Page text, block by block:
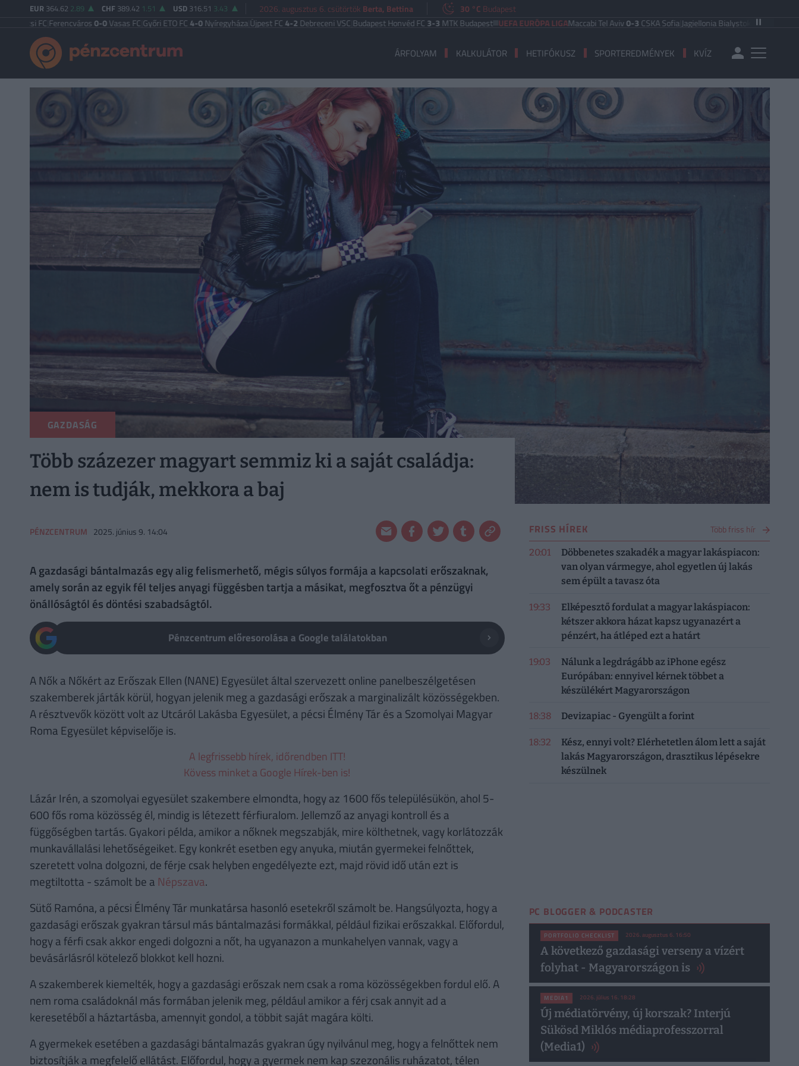
EUR 364.62 2.89 CHF 389.42 1.51 USD 316.51 3.43 2026. augusztus 6. csütörtök Berta, Bettina 30 °C Budapest
Ferencváros0-0Vasas FC|Győri ETO FC4-0Nyíregyháza|Újpest FC4-2Debreceni VSC|Budapest Honvéd FC3-3MTK Budapest UEFA EURÓPA LIGAMaccabi Tel Aviv0-3CSKA Sofia|Jagiellonia Bialystok2-1Rangers
ÁRFOLYAM KALKULÁTOR HETIFÓKUSZ SPORTEREDMÉNYEK KVÍZ
GAZDASÁG
Több százezer magyart semmiz ki a saját családja:
nem is tudják, mekkora a baj
PÉNZCENTRUM 2025. június 9. 14:04
A gazdasági bántalmazás egy alig felismerhető, mégis súlyos formája a kapcsolati erőszaknak,
amely során az egyik fél teljes anyagi függésben tartja a másikat, megfosztva őt a pénzügyi
önállóságtól és döntési szabadságtól.
Pénzcentrum előresorolása a Google találatokban
A Nők a Nőkért az Erőszak Ellen (NANE) Egyesület által szervezett online panelbeszélgetésen
szakemberek járták körül, hogyan jelenik meg a gazdasági erőszak a marginalizált közösségekben.
A résztvevők között volt az Utcáról Lakásba Egyesület, a pécsi Élmény Tár és a Szomolyai Magyar
Roma Egyesület képviselője is.
A legfrissebb hírek, időrendben ITT!
Kövess minket a Google Hírek-ben is!
Lázár Irén, a szomolyai egyesület szakembere elmondta, hogy az 1600 fős településükön, ahol 5-
600 fős roma közösség él, mindig is létezett férfiuralom. Jellemző az anyagi kontroll és a
függőségben tartás. Gyakori példa, amikor a nőknek megszabják, mire költhetnek, vagy korlátozzák
munkavállalási lehetőségeiket. Egy konkrét esetben egy anyuka, miután gyermekei felnőttek,
szeretett volna dolgozni, de férje csak helyben engedélyezte ezt, majd rövid idő után ezt is
megtiltotta - számolt be a Népszava.
Sütő Ramóna, a pécsi Élmény Tár munkatársa hasonló esetekről számolt be. Hangsúlyozta, hogy a
gazdasági erőszak gyakran társul más bántalmazási formákkal, például fizikai erőszakkal. Előfordul,
hogy a férfi csak akkor engedi dolgozni a nőt, ha ugyanazon a munkahelyen vannak, vagy a
bevásárlásról kötelező blokkot kell hozni.
A szakemberek kiemelték, hogy a gazdasági erőszak nem csak a roma közösségekben fordul elő. A
nem roma családoknál más formában jelenik meg, például amikor a férj csak annyit ad a
keresetéből a háztartásba, amennyit gondol, a többit saját magára költi.
A gyermekek esetében a gazdasági bántalmazás gyakran úgy nyilvánul meg, hogy a felnőttek nem
biztosítják a megfelelő ellátást. Előfordul, hogy a gyermek nem kap szezonális ruházatot, télen
FRISS HÍREK Több friss hír
20:01
Döbbenetes szakadék a magyar lakáspiacon:
van olyan vármegye, ahol egyetlen új lakás
sem épült a tavasz óta
19:33
Elképesztő fordulat a magyar lakáspiacon:
kétszer akkora házat kapsz ugyanazért a
pénzért, ha átléped ezt a határt
19:03
Nálunk a legdrágább az iPhone egész
Európában: ennyivel kérnek többet a
készülékért Magyarországon
18:38 Devizapiac - Gyengült a forint
18:32
Kész, ennyi volt? Elérhetetlen álom lett a saját
lakás Magyarországon, drasztikus lépésekre
készülnek
PC BLOGGER & PODCASTER
PORTFOLIO CHECKLIST 2026. augusztus 6. 16:50
A következő gazdasági verseny a vízért
folyhat - Magyarországon is
MEDIA1 2026. július 16. 18:28
Új médiatörvény, új korszak? Interjú
Sükösd Miklós médiaprofesszorral
(Media1)